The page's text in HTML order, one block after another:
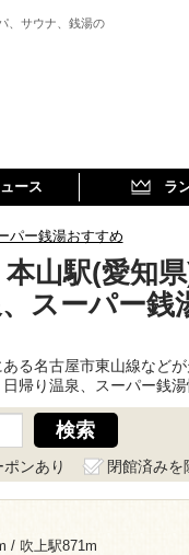
、サウナ、銭湯の
ース ラ
パー銭湯おすすめ
本山駅(愛知
スーパー銭
る名古屋市東山線など
帰り温泉、スーパー銭湯
ポンあり 閉館済みを
/ 吹上駅871m